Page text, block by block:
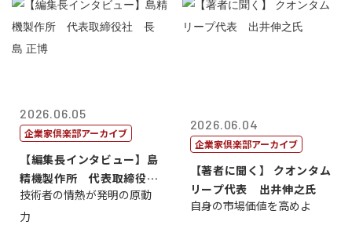
2026.06.05
企業家倶楽部アーカイブ
【編集長インタビュー】島
精機製作所 代表取締役
社 長 島 正...
技術者の情熱が発明の原動
力
2026.06.04
企業家倶楽部アーカイブ
【著者に聞く】 クオンタム
リープ代表 出井伸之氏
自身の市場価値を高めよ